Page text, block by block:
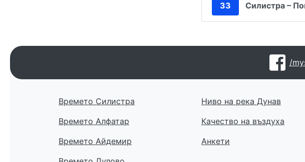
33 Силистра –
/
Времето Силистра
Времето Алфатар
Времето Айдемир
Ниво на река Дунав
Качество на въздуха
Анкети